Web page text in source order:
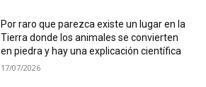
Por raro que parezca existe un lugar en la
Tierra donde los animales se convierten
en piedra y hay una explicación científica
17/07/2026